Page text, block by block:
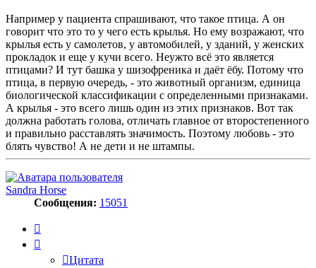
Например у пациента спрашивают, что такое птица. А он
говорит что это то у чего есть крылья. Но ему возражают, что
крылья есть у самолетов, у автомобилей, у зданий, у женских
прокладок и еще у кучи всего. Неужто всё это является
птицами? И тут башка у шизофреника и даёт ёбу. Потому что
птица, в первую очередь, - это животный организм, единица
биологической классификации с определенными признаками.
А крылья - это всего лишь один из этих признаков. Вот так
должна работать голова, отличать главное от второстепенного
и правильно расставлять значимость. Поэтому любовь - это
блять чувство! А не дети и не штампы.
Sandra Horse
Сообщения: 15051
Цитата